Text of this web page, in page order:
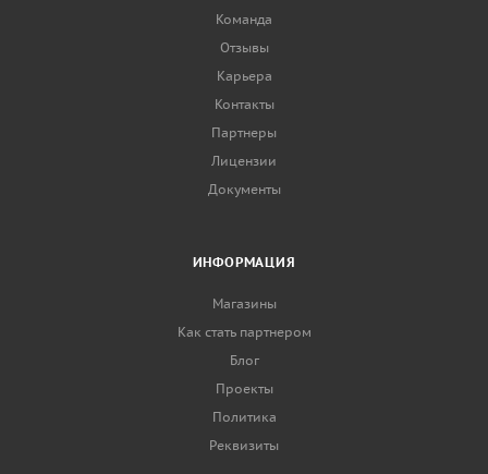
Команда
Отзывы
Карьера
Контакты
Партнеры
Лицензии
Документы
ИНФОРМАЦИЯ
Магазины
Как стать партнером
Блог
Проекты
Политика
Реквизиты